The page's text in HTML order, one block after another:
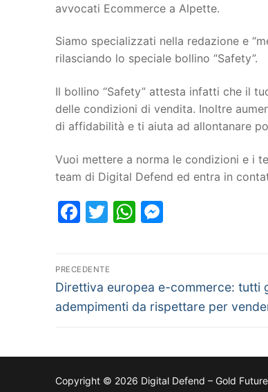
avvocati Ecommerce a Alpette.
Siamo specializzati nella redazione e
rilasciando lo speciale bollino “Safety”.
Il bollino “Safety” attesta infatti che il
delle condizioni di vendita. Inoltre
di affidabilità e ti aiuta ad allontanare
Vuoi mettere a norma le condizioni e i
team di Digital Defend ed entra in
Facebook
TwitterWhatsApp
PRECEDENTE
Direttiva europea e-commerce: tutti
adempimenti da rispettare per
Copyright © 2026 Digital Defend – Gold